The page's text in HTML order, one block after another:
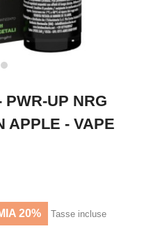
PWR-UP NRG
APPLE - VAPE
20% Tasse incluse